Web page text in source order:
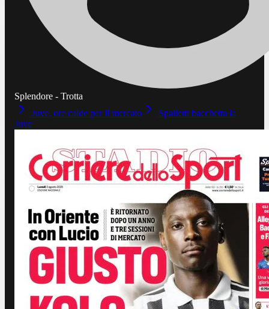
Splendore - Trotta
Juve, ore calde per il mercato
Spalletti bacchetta la
Juve